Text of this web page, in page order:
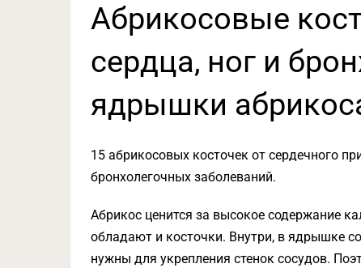
Абрикосовые
сердца, ног и
ядрышки
15 абрикосовых косточек от сердечного
бронхолегочных заболеваний.
Абрикос ценится за высокое содержание
обладают и косточки. Внутри, в ядрышке
нужны для укрепления стенок сосудов.